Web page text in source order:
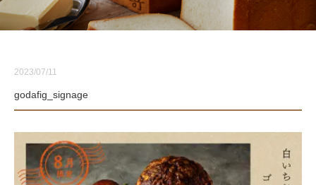
2023/07/11
godafig_signage